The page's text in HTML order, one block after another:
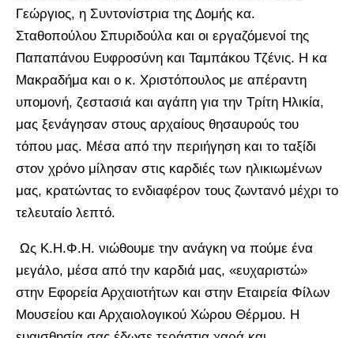
Γεώργιος, η Συντονίστρια της Δομής κα.
Σταθοπούλου Σπυριδούλα και οι εργαζόμενοί της
Παπαπάνου Ευφροσύνη και Ταμπάκου Τζένις. Η κα
Μακραδήμα και ο κ. Χριστόπουλος με απέραντη
υπομονή, ζεστασιά και αγάπη για την Τρίτη Ηλικία,
μας ξενάγησαν στους αρχαίους θησαυρούς του
τόπου μας. Μέσα από την περιήγηση και το ταξίδι
στον χρόνο μίλησαν στις καρδιές των ηλικιωμένων
μας, κρατώντας το ενδιαφέρον τους ζωντανό μέχρι το
τελευταίο λεπτό.
Ως Κ.Η.Φ.Η. νιώθουμε την ανάγκη να πούμε ένα
μεγάλο, μέσα από την καρδιά μας, «ευχαριστώ»
στην Εφορεία Αρχαιοτήτων και στην Εταιρεία Φίλων
Μουσείου και Αρχαιολογικού Χώρου Θέρμου. Η